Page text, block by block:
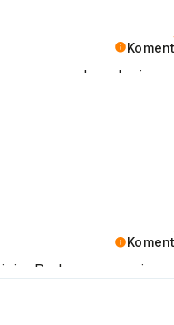
nas zadowolenie z
Podczas naszej